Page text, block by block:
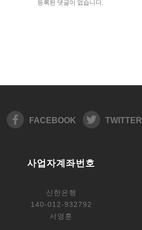
등록된 댓글이 없습니다.
FACEBOOK TWITTER
사업자계좌번호
신한은행
140-012-932792
서영훈